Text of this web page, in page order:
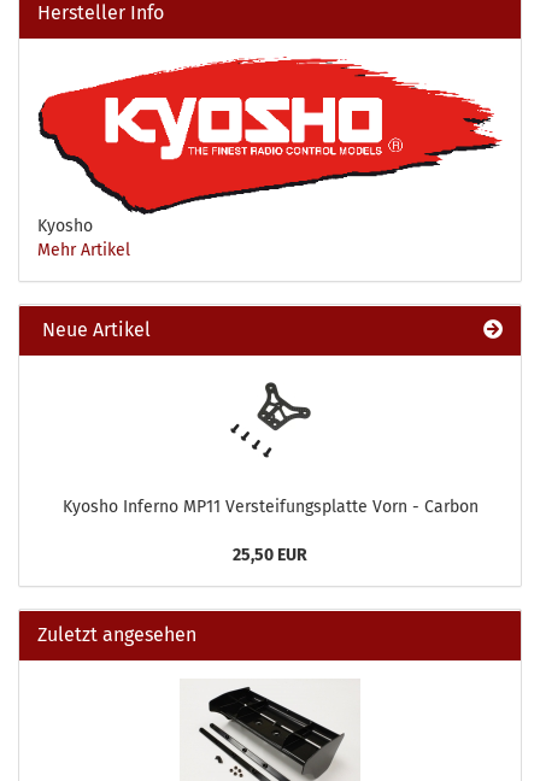
Hersteller Info
Kyosho
Mehr Artikel
Neue Artikel
Kyosho Inferno MP11 Versteifungsplatte Vorn - Carbon
25,50 EUR
Zuletzt angesehen